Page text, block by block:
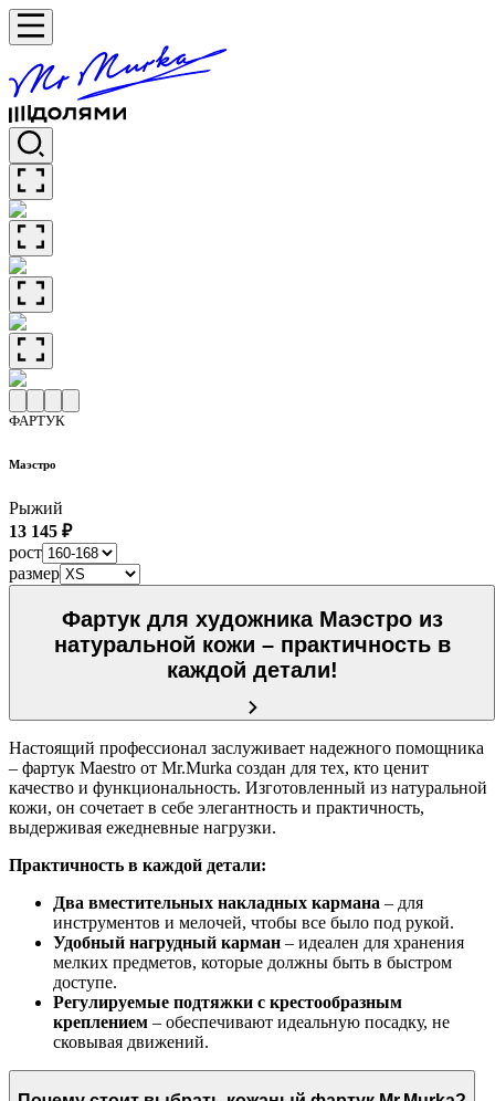
ФАРТУК
Маэстро
Рыжий
13 145 ₽
рост
размер
Фартук для художника Маэстро из
натуральной кожи – практичность в
каждой детали!
Настоящий профессионал заслуживает надежного помощника
– фартук Maestro от Mr.Murka создан для тех, кто ценит
качество и функциональность. Изготовленный из натуральной
кожи, он сочетает в себе элегантность и практичность,
выдерживая ежедневные нагрузки.
Практичность в каждой детали:
Два вместительных накладных кармана – для
инструментов и мелочей, чтобы все было под рукой.
Удобный нагрудный карман – идеален для хранения
мелких предметов, которые должны быть в быстром
доступе.
Регулируемые подтяжки с крестообразным
креплением – обеспечивают идеальную посадку, не
сковывая движений.